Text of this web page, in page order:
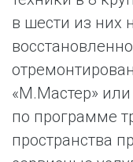
в шести из них
«М.Мастер»
по программе
пространства